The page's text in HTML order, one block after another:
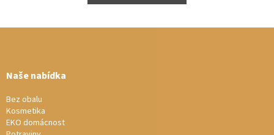
Naše nabídka
Bez obalu
Kosmetika
EKO domácnost